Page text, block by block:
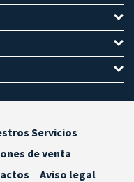
Servicios
de venta
Aviso legal